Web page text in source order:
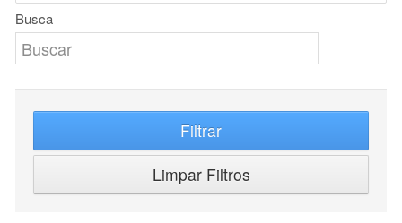
Busca
Filtrar
Limpar Filtros